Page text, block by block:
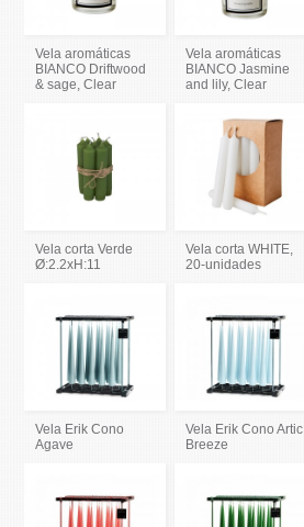
Vela aromáticas
BIANCO Driftwood
& sage, Clear
Vela aromáticas
BIANCO Jasmine
and lily, Clear
Vela corta Verde
Ø:2.2xH:11
Vela corta WHITE,
20-unidades
Vela Erik Cono
Agave
Vela Erik Cono Artic
Breeze